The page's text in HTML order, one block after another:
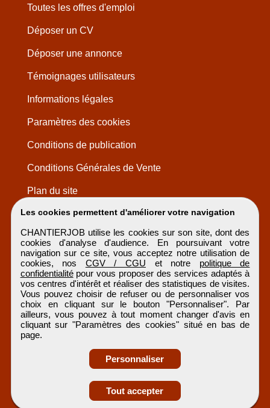
Obtenir ses
coordonnées
Les cookies permettent d'améliorer votre navigation
CHANTIERJOB utilise les cookies sur son site, dont des
cookies d'analyse d'audience. En poursuivant votre
navigation sur ce site, vous acceptez notre utilisation de
cookies, nos CGV / CGU et notre politique de
confidentialitépour vous proposer des services adaptés à
vos centres d'intérêt et réaliser des statistiques de visites.
Vous pouvez choisir de refuser ou de personnaliser vos
choix en cliquant sur le bouton "Personnaliser". Par
ailleurs, vous pouvez à tout moment changer d'avis en
cliquant sur "Paramètres des cookies" situé en bas de
page.
Personnaliser
Tout accepter
Toutes les offres d'emploi
Déposer un CV
Déposer une annonce
Témoignages utilisateurs
Informations légales
Paramètres des cookies
Conditions de publication
Conditions Générales de Vente
Plan du site
CHANTIERJOB